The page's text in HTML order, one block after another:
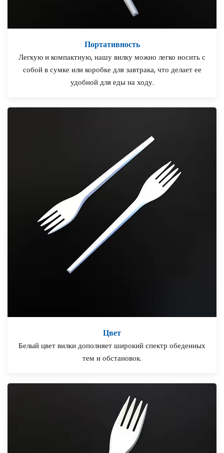
Портативность
Легкую и компактную, нашу вилку можно легко носить с
собой в сумке или коробке для завтрака, что делает ее
удобной для еды на ходу.
Цвет
Белый цвет вилки дополняет широкий спектр обеденных
тем и обстановок.